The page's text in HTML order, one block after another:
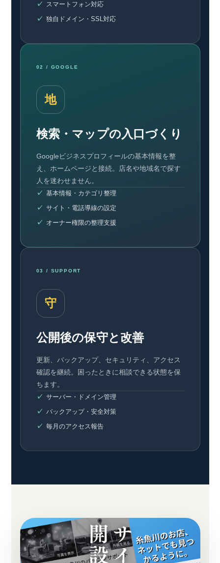
スマートフォン対応
独自ドメイン・SSL対応
02 / GOOGLE
地
検索・マップの入口づくり
Googleビジネスプロフィールの基本情報を整
え、ホームページと接続。店名や地域名で探す
人を迷わせません。
基本情報・カテゴリ整理
サイト・電話導線の設定
オーナー権限の整理支援
03 / SUPPORT
守
公開後の保守と改善
更新、バックアップ、セキュリティ、アクセス
確認を継続。困ったときに相談できる状態を保
ちます。
サーバー・ドメイン管理
バックアップ・安全対策
毎月のアクセス報告